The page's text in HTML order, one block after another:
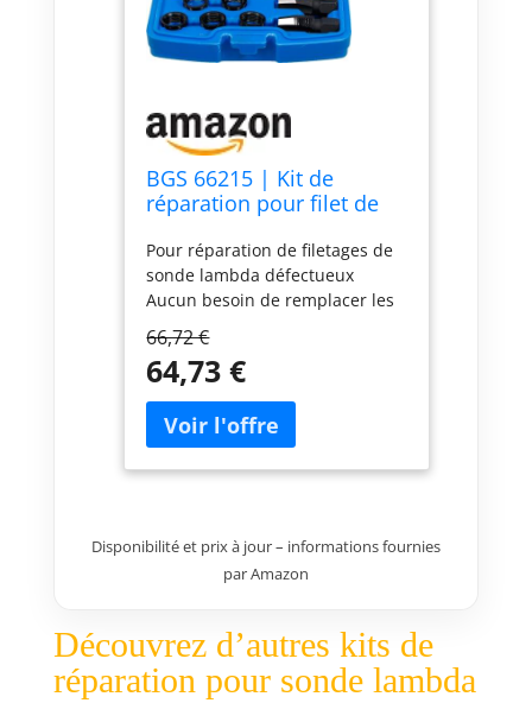
BGS 66215 | Kit de
réparation pour filet de
Pour réparation de filetages de
sonde lambda défectueux
Aucun besoin de remplacer les
18,6 mm pour limer des
filetages de sonde lambda
Taraud M20 x 1,5 mm pour
tarauder des filetages de
douilles de réparation Taraud
M18 x 1,5 mm pour tarauder
de douilles de réparation 5
douilles de réparation
66,72 €
64,73 €
Disponibilité et prix à jour – informations fournies
par Amazon
Découvrez d’autres kits de
réparation pour sonde lambda